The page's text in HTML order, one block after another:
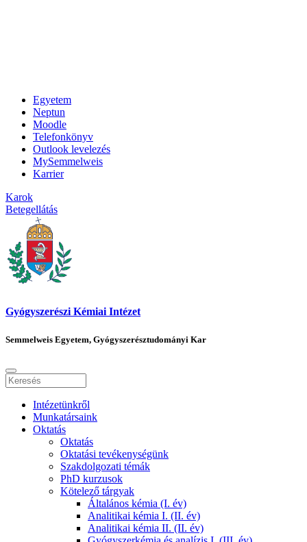
Egyetem
Neptun
Moodle
Telefonkönyv
Outlook levelezés
MySemmelweis
Karrier
Karok
Betegellátás
Gyógyszerészi Kémiai Intézet
Semmelweis Egyetem, Gyógyszerésztudományi Kar
Intézetünkről
Munkatársaink
Oktatás
Oktatás
Oktatási tevékenységünk
Szakdolgozati témák
PhD kurzusok
Kötelező tárgyak
Általános kémia (I. év)
Analitikai kémia I. (II. év)
Analitikai kémia II. (II. év)